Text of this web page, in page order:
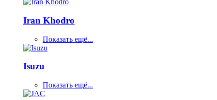
Iran Khodro
Показать ещё...
Isuzu
Показать ещё...